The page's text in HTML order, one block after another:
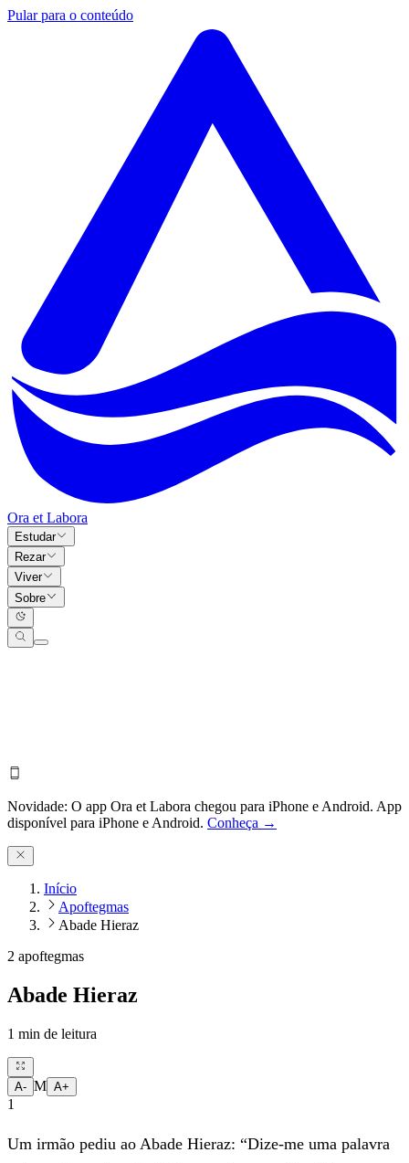
Pular para o conteúdo
Ora et Labora
Estudar
Rezar
Viver
Sobre
Novidade: O app Ora et Labora chegou para iPhone e Android. App
disponível para iPhone e Android. Conheça →
Início
Apoftegmas
Abade Hieraz
2 apoftegmas
Abade Hieraz
1 min de leitura
A- M A+
1
Um irmão pediu ao Abade Hieraz: “Dize-me uma palavra